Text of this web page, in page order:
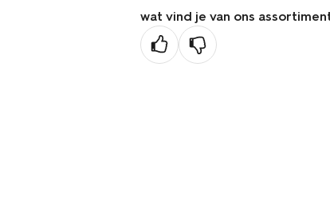
wat vind je van ons